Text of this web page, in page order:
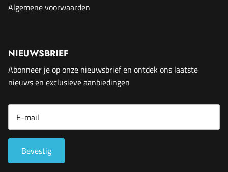
Algemene voorwaarden
NIEUWSBRIEF
Abonneer je op onze nieuwsbrief en ontdek ons laatste
nieuws en exclusieve aanbiedingen
Bevestig